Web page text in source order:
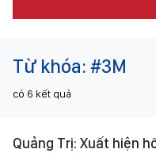
Từ khóa: #3M
có 6 kết quả
Quảng Trị: Xuất hiện